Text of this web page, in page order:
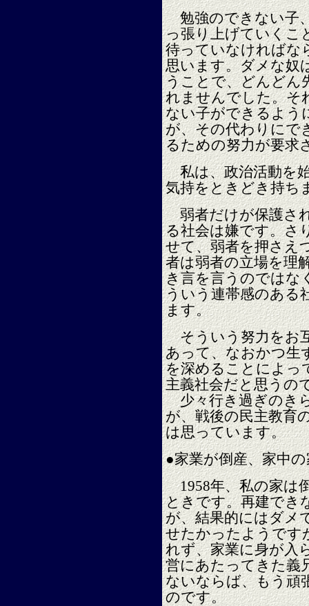
勉強のできない子
っ張り上げていくこ
待っていなければな
思います。ダメな奴
うことで、どんどん
れませんでした。そ
ない子ができるよう
が、その代わりにで
るための努力が要求
私は、政治活動を
気持をときどき持ち
弱者だけが保護さ
る社会は嫌です。さ
せて、弱者を押さえ
者は弱者の立場を理
き言を言うのではな
ういう連帯感のある
ます。
そういう努力をお
あって、なおかつ生
を深めることによっ
主義社会だと思うの
少々行き過ぎのき
が、戦後の民主教育
は思っています。
●家業が倒産、家中
1958年、私の家は
ときです。再建でき
が、結果的にはダメ
せたかったようです
れず、家業に身が入
営にあたってきた義
ないならば、もう頑
のです。